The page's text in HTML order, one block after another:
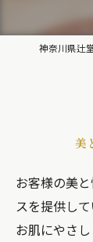
美
お客様の美
スを提供し
お肌にやさ